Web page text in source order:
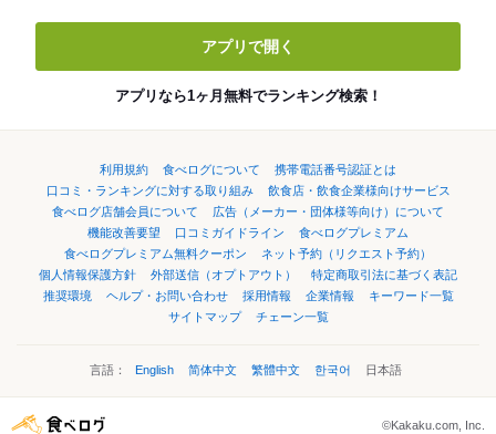
アプリで開く
アプリなら1ヶ月無料でランキング検索！
利用規約 食べログについて
携帯電話番号認証とは
口コミ・ランキングに対する取り組み
飲食店・飲食企業様向けサービス
食べログ店舗会員について
広告（メーカー・団体様等向け）について
機能改善要望
口コミガイドライン
食べログプレミアム
食べログプレミアム無料クーポン
ネット予約（リクエスト予約）
個人情報保護方針
外部送信（オプトアウト）
特定商取引法に基づく表記
推奨環境
ヘルプ・お問い合わせ 採用情報 企業情報
キーワード一覧
サイトマップ
チェーン一覧
言語： English 简体中文 繁體中文 한국어 日本語
©Kakaku.com, Inc.